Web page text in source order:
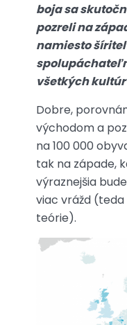
boja sa
pozreli na
namiesto
všetkých
Dobre,
východom a
na 100 000
tak na západe,
výraznejšia
viac vrážd
teórie).